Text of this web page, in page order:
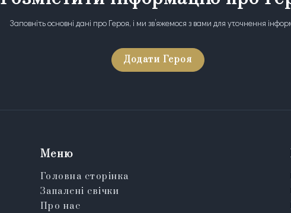
Заповніть основні дані про Героя, і ми зв’яжемося з вами для уточнення
Додати Героя
Меню
Головна сторінка
Запалені свічки
Про нас